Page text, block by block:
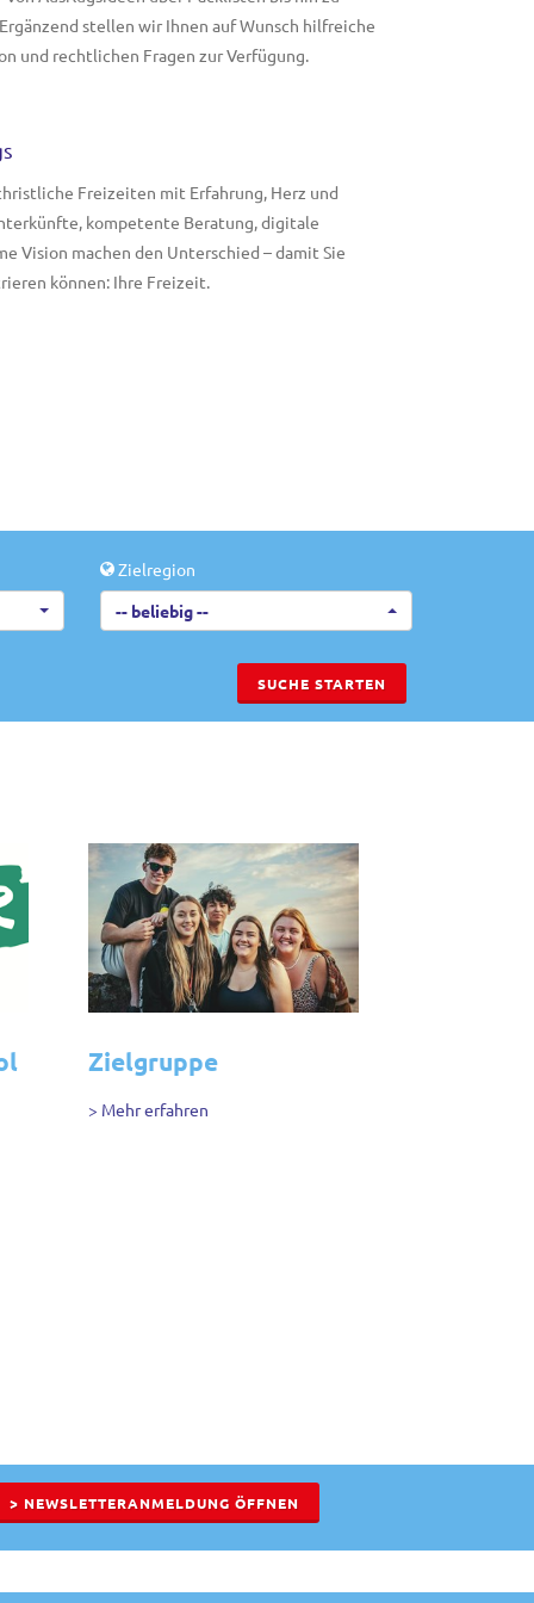
stellen wir Ihnen auf Wunsch hilfreiche
und rechtlichen Fragen zur Verfügung.
Freizeiten mit Erfahrung, Herz und
kompetente Beratung, digitale
Vision machen den Unterschied – damit Sie
können: Ihre Freizeit.
Zielregion
-- beliebig --
Zielgruppe
> Mehr erfahren
> NEWSLETTERANMELDUNG ÖFFNEN